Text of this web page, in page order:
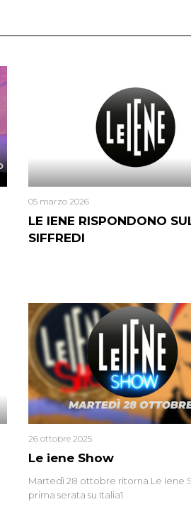
LE IENE RISPONDONO
SIFFREDI
05 marzo 2026
Le iene Show
26 ottobre 2025
Martedì 28 ottobre ritorna Le Iene
prima serata su Italia1